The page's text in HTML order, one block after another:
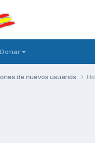
Donar
de nuevos usuarios